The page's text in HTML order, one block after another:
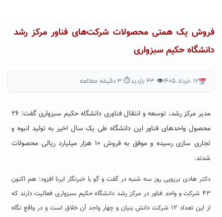
فروش یک همتی محصولات شرکت‌های فناور مرکز رشد
دانشگاه حکیم سبزواری
۱۲ خرداد ۱۴۰۵ 👁 ۴۳ بازدید ⏱ ۳ دقیقه مطالعه
مدیر مرکز رشد، توسعه و انتقال فناوری دانشگاه حکیم سبزواری گفت: ۲۶
محصول واحدهای فناور این دانشگاه طی یک سال اخیر به تولید انبوه و
تجاری سازی رسیده و موفق به فروش ۱۰ هزار میلیارد ریالی محصولات
شدند.
دکتر هادی برزویی روز سه شنبه در گفت و گو با خبرنگار ایرنا افزود: هم اکنون
۴۳ شرکت و واحد فناور در مرکز رشد دانشگاه حکیم سبزواری فعالیت دارند که
از این تعداد ۱۲ شرکت دانش بنیان و چهار واحد آن خلاق است و در واقع نگاه